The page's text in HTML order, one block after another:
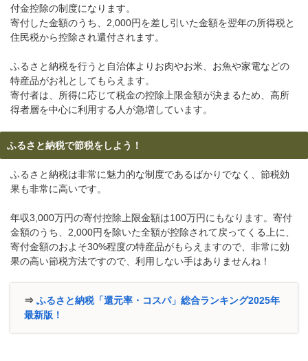
付金控除の制度になります。
寄付した金額のうち、2,000円を差し引いた金額を翌年の所得税と
住民税から控除され還付されます。
ふるさと納税を行うと自治体よりお肉やお米、お魚や家電などの
特産品がお礼としてもらえます。
寄付者は、所得に応じて税金の控除上限金額が決まるため、高所
得者層を中心に利用する人が急増しています。
ふるさと納税で節税をしよう！
ふるさと納税は非常に魅力的な制度であるばかりでなく、節税効
果も非常に高いです。
年収3,000万円の寄付控除上限金額は100万円にもなります。寄付
金額のうち、2,000円を除いた全額が控除されて戻ってくる上に、
寄付金額のおよそ30%程度の特産品がもらえますので、非常に効
果の高い節税方法ですので、利用しない手はありませんね！
⇒ ふるさと納税「還元率・コスパ」総合ランキング2025年
最新版！